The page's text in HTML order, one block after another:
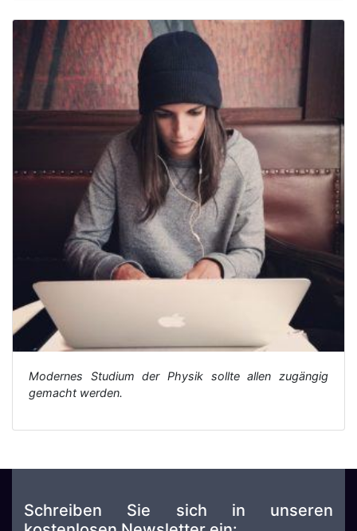
Modernes Studium der Physik sollte allen zugängig
gemacht werden.
Schreiben Sie sich in unseren